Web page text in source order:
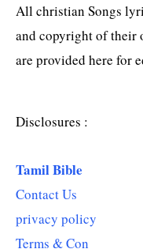
All christian Songs
and copyright of their
are provided here for
Disclosures :
Tamil Bible
Contact Us
privacy policy
Terms & Con